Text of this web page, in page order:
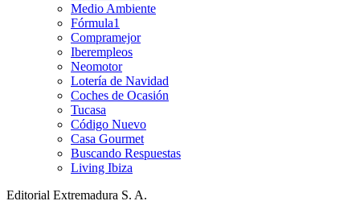
Medio Ambiente
Fórmula1
Compramejor
Iberempleos
Neomotor
Lotería de Navidad
Coches de Ocasión
Tucasa
Código Nuevo
Casa Gourmet
Buscando Respuestas
Living Ibiza
Editorial Extremadura S. A.